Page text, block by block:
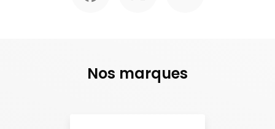
Nos marques